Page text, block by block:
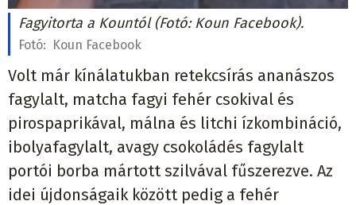
Fagyitorta a Kountól (Fotó: Koun Facebook).
Fotó: Koun Facebook
Volt már kínálatukban retekcsírás ananászos
fagylalt, matcha fagyi fehér csokival és
pirospaprikával, málna és litchi ízkombináció,
ibolyafagylalt, avagy csokoládés fagylalt
portói borba mártott szilvával fűszerezve. Az
idei újdonságaik között pedig a fehér